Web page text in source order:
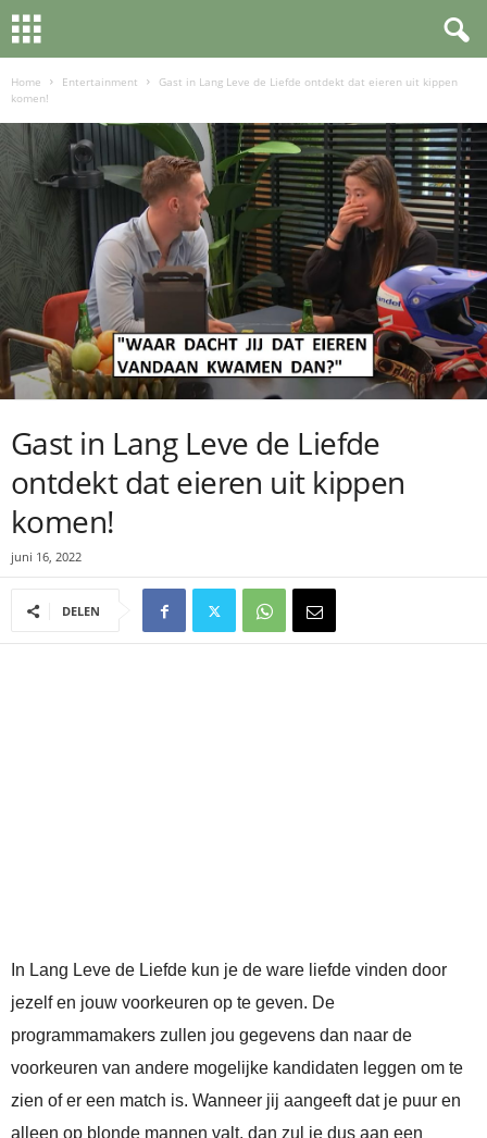
Home Entertainment
Gast in Lang Leve de Liefde ontdekt dat eieren uit kippen
komen!
Gast in Lang Leve de Liefde
ontdekt dat eieren uit kippen
komen!
juni 16, 2022
DELEN
In Lang Leve de Liefde kun je de ware liefde vinden door
jezelf en jouw voorkeuren op te geven. De
programmamakers zullen jou gegevens dan naar de
voorkeuren van andere mogelijke kandidaten leggen om te
zien of er een match is. Wanneer jij aangeeft dat je puur en
alleen op blonde mannen valt, dan zul je dus aan een